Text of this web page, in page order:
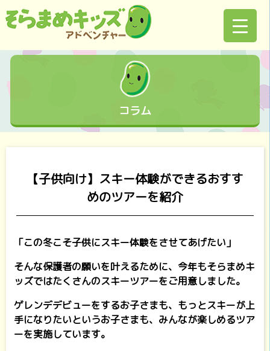
コラム
【子供向け】スキー体験ができるおすす
めのツアーを紹介
「この冬こそ子供にスキー体験をさせてあげたい」
そんな保護者の願いを叶えるために、今年もそらまめキ
ッズではたくさんのスキーツアーをご用意しました。
ゲレンデデビューをするお子さまも、もっとスキーが上
手になりたいというお子さまも、みんなが楽しめるツア
ーを実施しています。